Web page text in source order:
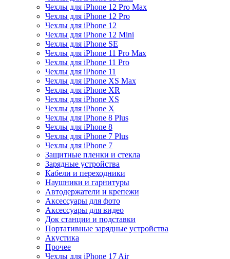
Чехлы для iPhone 12 Pro Max
Чехлы для iPhone 12 Pro
Чехлы для iPhone 12
Чехлы для iPhone 12 Mini
Чехлы для iPhone SE
Чехлы для iPhone 11 Pro Max
Чехлы для iPhone 11 Pro
Чехлы для iPhone 11
Чехлы для iPhone XS Max
Чехлы для iPhone XR
Чехлы для iPhone XS
Чехлы для iPhone X
Чехлы для iPhone 8 Plus
Чехлы для iPhone 8
Чехлы для iPhone 7 Plus
Чехлы для iPhone 7
Защитные пленки и стекла
Зарядные устройства
Кабели и переходники
Наушники и гарнитуры
Автодержатели и крепежи
Аксессуары для фото
Аксессуары для видео
Док станции и подставки
Портативные зарядные устройства
Акустика
Прочее
Чехлы для iPhone 17 Air